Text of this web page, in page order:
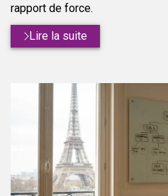
rapport de force.
Lire la suite